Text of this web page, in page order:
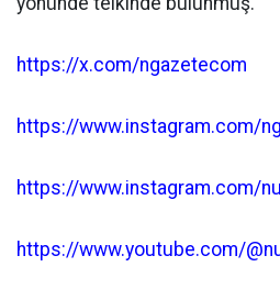
https://x.com/ngazetecom
https://www.instagram.com/
https://www.instagram.com/
https://www.youtube.com/